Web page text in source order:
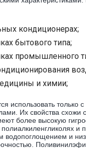
кондиционерах;
бытового типа;
промышленного
и химии;
использовать только
Их свойства схожи
более высокую
и
водопоглощением и